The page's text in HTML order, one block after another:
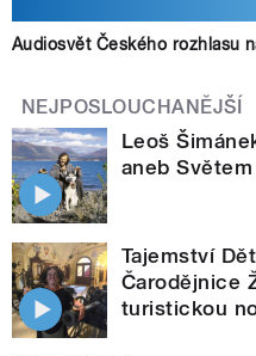
Audiosvět Českého rozhlasu
NEJPOSLOUCHANĚJŠÍ
Leoš
aneb
Tajemství
Čarodějnice
turistickou